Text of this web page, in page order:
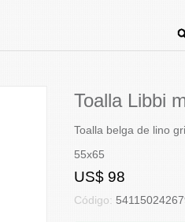
Toalla Libbi
Toalla belga de lino
55x65
US$ 98
Código: